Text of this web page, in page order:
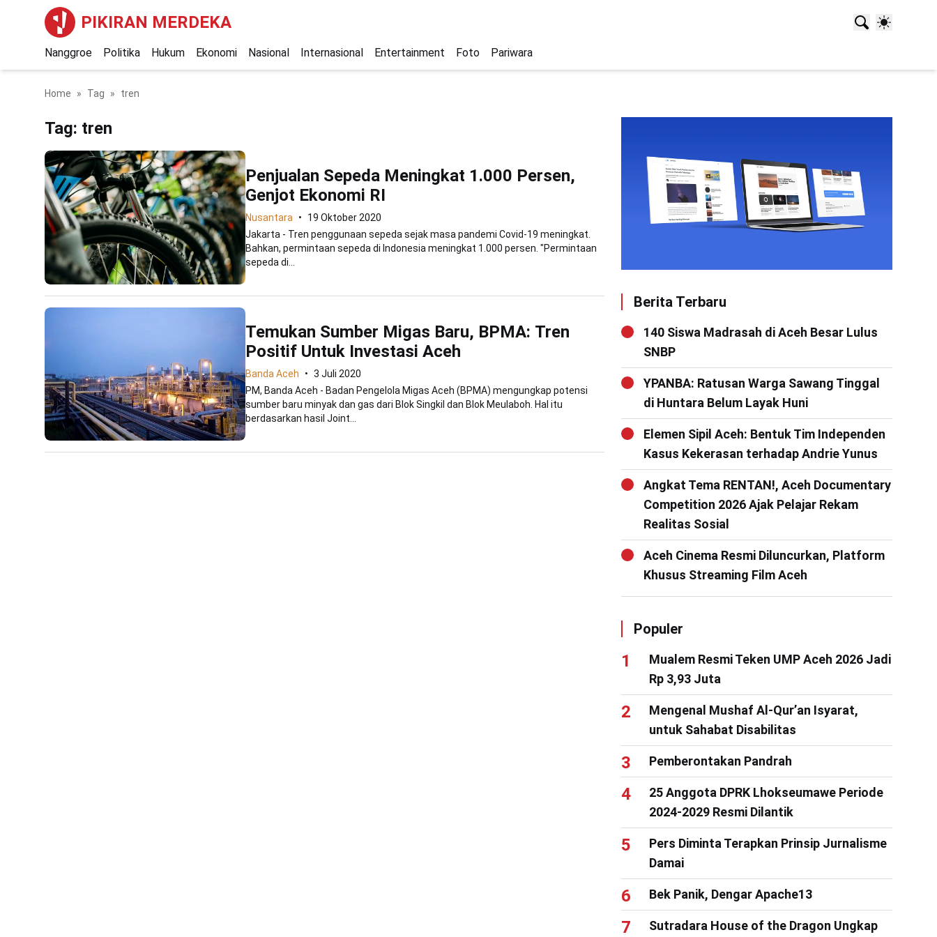
PIKIRAN MERDEKA
Nanggroe Politika Hukum Ekonomi Nasional Internasional Entertainment Foto Pariwara
Home Tag tren
Tag: tren
Penjualan Sepeda Meningkat 1.000 Persen,
Genjot Ekonomi RI
Nusantara
19 Oktober 2020
Jakarta - Tren penggunaan sepeda sejak masa pandemi Covid-19 meningkat.
Bahkan, permintaan sepeda di Indonesia meningkat 1.000 persen. "Permintaan
sepeda di...
Temukan Sumber Migas Baru, BPMA: Tren
Positif Untuk Investasi Aceh
Banda Aceh
3 Juli 2020
PM, Banda Aceh - Badan Pengelola Migas Aceh (BPMA) mengungkap potensi
sumber baru minyak dan gas dari Blok Singkil dan Blok Meulaboh. Hal itu
berdasarkan hasil Joint...
Berita Terbaru
140 Siswa Madrasah di Aceh Besar Lulus
SNBP
YPANBA: Ratusan Warga Sawang Tinggal
di Huntara Belum Layak Huni
Elemen Sipil Aceh: Bentuk Tim Independen
Kasus Kekerasan terhadap Andrie Yunus
Angkat Tema RENTAN!, Aceh Documentary
Competition 2026 Ajak Pelajar Rekam
Realitas Sosial
Aceh Cinema Resmi Diluncurkan, Platform
Khusus Streaming Film Aceh
Populer
Mualem Resmi Teken UMP Aceh 2026 Jadi
Rp 3,93 Juta
Mengenal Mushaf Al-Qur’an Isyarat,
untuk Sahabat Disabilitas
Pemberontakan Pandrah
25 Anggota DPRK Lhokseumawe Periode
2024-2029 Resmi Dilantik
Pers Diminta Terapkan Prinsip Jurnalisme
Damai
Bek Panik, Dengar Apache13
Sutradara House of the Dragon Ungkap